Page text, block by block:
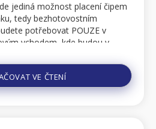
jediná možnost placení čipem
tedy bezhotovostním
potřebovat POUZE v
vchodem, kde budou v
na festivaly METALFEST
VE ČTENÍ